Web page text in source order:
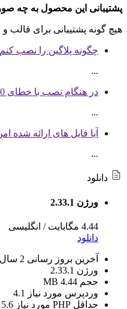
پشتیبانی این محصول به چه
هیچ گونه پشتیبانی برای قالب و
چگونه پلاگین را نصب
...
در هنگام نصب با خطای 500 مواجه شدم
...
آیا فایل های ارائه شده
...
دانلود
ورژن 2.33.1
4.44 مگابایت / انگلیسی
دانلود
آخرین بروز رسانی 2 سال پیش
ورژن 2.33.1
حجم 4.44 MB
وردپرس مورد نیاز
4.1
حداقل PHP مورد نیاز
5.6